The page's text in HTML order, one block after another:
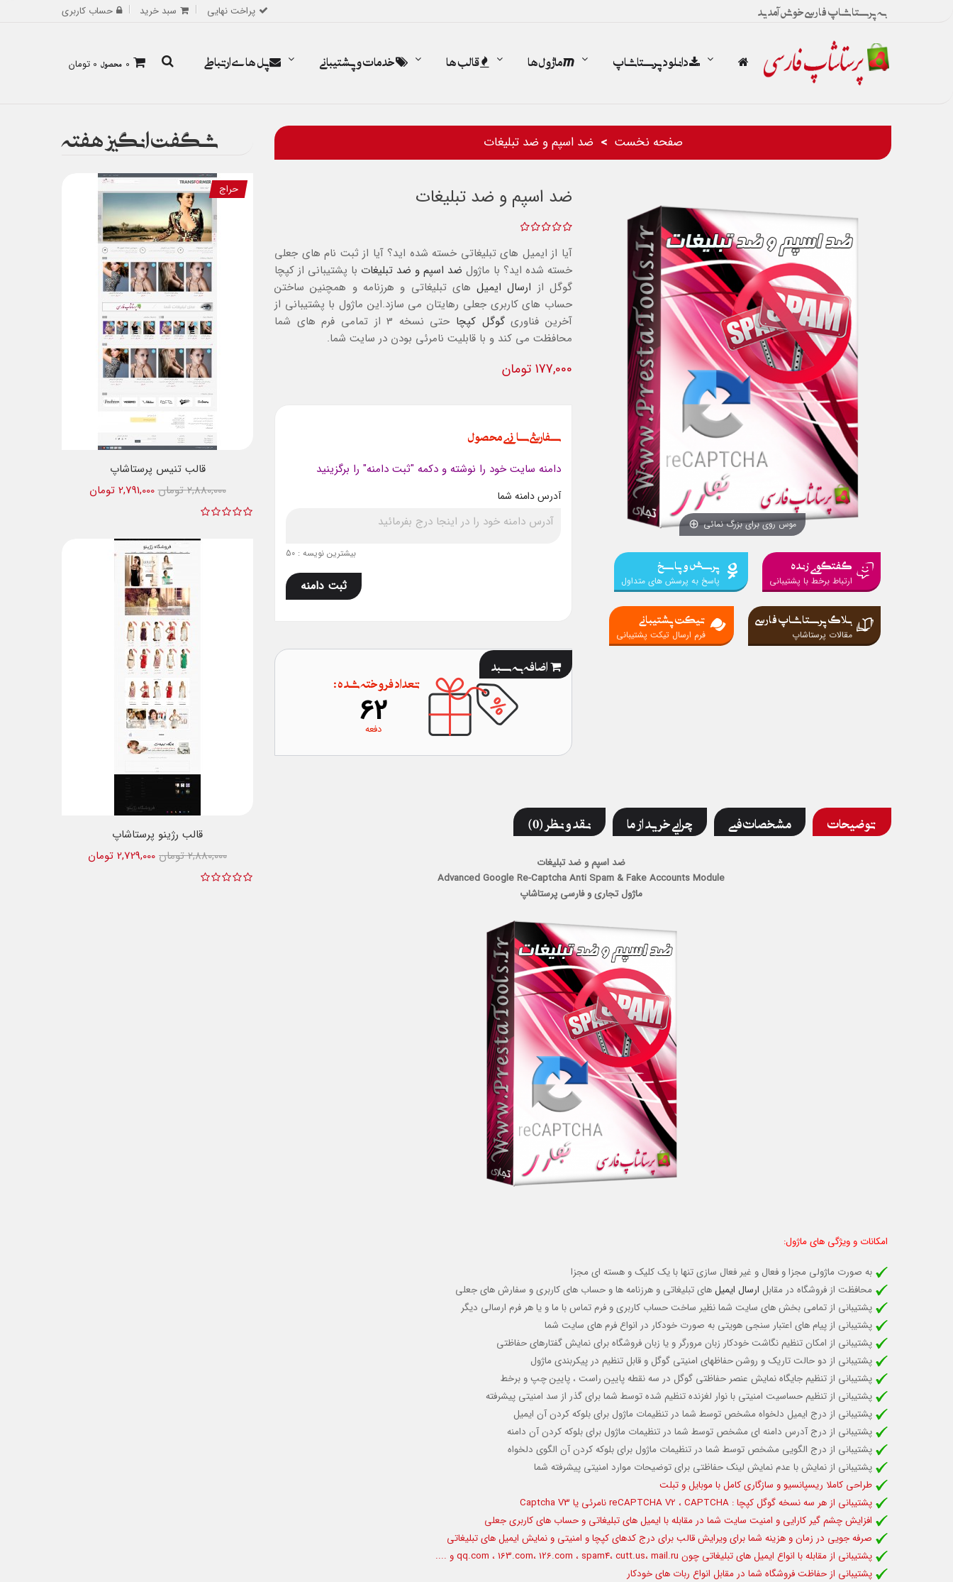
به پرستاشاپ فارسی خوش آمدید پراخت نهایی سبد خرید حساب کاربری
0 محصول 0 تومان دانلود پرستاشاپ ماژول ها قالب ها خدمات و پشتیبانی پل های ارتباطی
صفحه نخست ضد اسپم و ضد تبلیغات
موس روی برای بزرگ نمائی
گفتگوی زنده
ارتباط برخط با پشتیبانی
پرسش و پاسخ
پاسخ به پرسش های متداول
بلاگ پرستاشاپ فارسی
مقالات پرستاشاپ
تیکت پشتیبانی
فرم ارسال تیکت پشتیبانی
ضد اسپم و ضد تبلیغات
آیا از ایمیل های تبلیغاتی خسته شده اید؟ آیا از ثبت نام های جعلی
خسته شده اید؟ با ماژول ضد اسپم و ضد تبلیغات با پشتیبانی از کپچا
گوگل از ارسال ایمیلهای تبلیغاتی و هرزنامه و همچنین ساختن
حساب های کاربری جعلی رهایتان می سازد.این ماژول با پشتیبانی از
آخرین فناوریگوگل کپچا
حتی نسخه 3 از تمامی فرم های شما
محافظت می کند و با قابلیت نامرئی بودن در سایت شما.
177,000 تومان
سفارشی سازی محصول
دامنه سایت خود را نوشته و دکمه "ثبت دامنه" را برگزینید
آدرس دامنه شما
بیشترین نویسه : 50
ثبت دامنه
اضافه به سبد
تعداد فروخته شده :
62
دفعه
توضیحات مشخصات فنی چرایی خرید از ما نقد و نظر (0)
ضد اسپم و ضد تبلیغات
Advanced Google Re-Captcha Anti Spam & Fake Accounts Module
ماژول تجاری و فارسی پرستاشاپ
امکانات و ویژگی های ماژول:
به صورت ماژولی مجزا و فعال و غیر فعال سازی تنها با یک کلیک و هسته ای مجزا
محافظت از فروشگاه در مقابل ارسال ایمیلهای تبلیغاتی و هرزنامه ها و حساب های کاربری و سفارش های جعلی
پشتیبانی از تمامی بخش های سایت شما نظیر ساخت حساب کاربری و فرم تماس با ما و یا هر فرم ارسالی دیگر
پشتیبانی از پیام های اعتبار سنجی هویتی به صورت خودکار در انواع فرم های سایت شما
پشتیبانی از امکان تنظیم نگاشت خودکار زبان مرورگر و یا زبان فروشگاه برای نمایش گفتارهای حفاظتی
پشتیبانی از دو حالت تاریک و روشن حفاظهای امنیتی گوگل و قابل تنظیم در پیکربندی ماژول
پشتیبانی از تنظیم جایگاه نمایش عنصر حفاظتی گوگل در سه نقطه پایین راست ، پایین چپ و برخط
پشتیبانی از تنظیم حساسیت امنیتی با نوار لغزنده تنظیم شده توسط شما برای گذر از سد امنیتی پیشرفته
پشتیبانی از درج ایمیل دلخواه مشخص توسط شما در تنظیمات ماژول برای بلوکه کردن آن ایمیل
پشتیبانی از درج آدرس دامنه ای مشخص توسط شما در تنظیمات ماژول برای بلوکه کردن آن دامنه
پشتیبانی از درج الگویی مشخص توسط شما در تنظیمات ماژول برای بلوکه کردن آن الگوی دلخواه
پشتیبانی از نمایش با عدم نمایش لینک حفاظتی برای توضیحات موارد امنیتی پیشرفته شما
طراحی کاملا ریسپانسیو و سازگاری کامل با موبایل و تبلت
پشتیبانی از هر سه نسخه گوگل کپچا : reCAPTCHA V2 ، CAPTCHA نامرئی یا Captcha V3
افزایش چشم گیر کارایی و امنیت سایت شما در مقابله با ایمیل های تبلیغاتی و حساب های کاربری جعلی
صرفه جویی در زمان و هزینه شما برای ویرایش قالب برای درج کدهای کپچا و امنیتی و نمایش ایمیل های تبلیغاتی
پشتیبانی از مقابله با انواع ایمیل های تبلیغاتی چون qq.com
، 163.com،126.com ، spam4،cutt.us،mail.ru و ....
پشتیبانی از حفاظت فروشگاه شما در مقابل انواع ربات های خودکار
شگفت انگیز هفته
حراج
قالب تنیس پرستاشاپ
2,791,000 تومان
2,880,000 تومان
قالب رژینو پرستاشاپ
2,729,000 تومان
2,880,000 تومان